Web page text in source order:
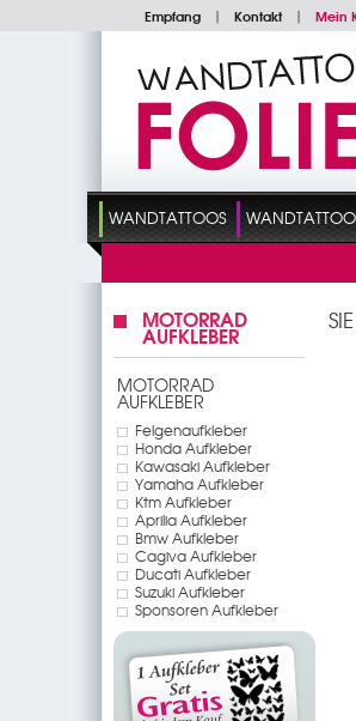
Empfang | Kontakt | Mein
WANDTATTOOS
MOTORRAD
AUFKLEBER
MOTORRAD
AUFKLEBER
Felgenaufkleber
Honda Aufkleber
Kawasaki Aufkleber
Yamaha Aufkleber
Ktm Aufkleber
Aprilia Aufkleber
Bmw Aufkleber
Cagiva Aufkleber
Ducati Aufkleber
Suzuki Aufkleber
Sponsoren Aufkleber